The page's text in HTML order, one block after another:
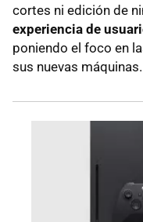
cortes ni edición de
experiencia de
poniendo el foco en
sus nuevas máquinas.